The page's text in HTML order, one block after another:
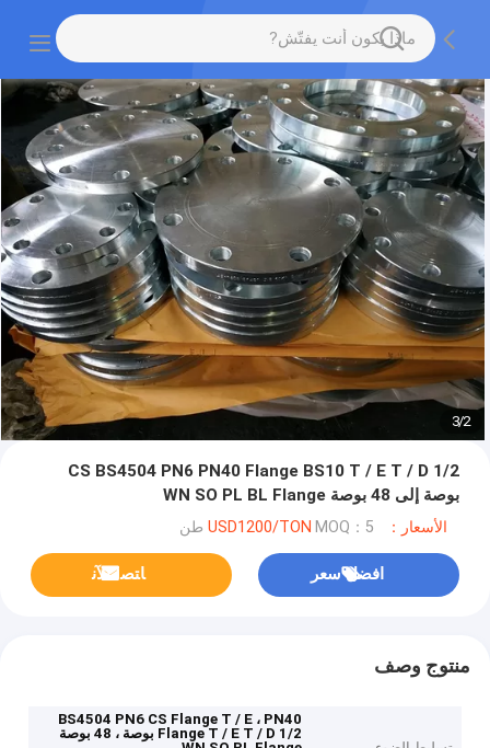
2
/
3
CS BS4504 PN6 PN40 Flange BS10 T / E T / D 1/2
بوصة إلى 48 بوصة WN SO PL BL Flange
الأسعار：USD1200/TON MOQ：5 طن
افضل سعر ﺎﺘﺼﻟ ﺍﻶﻧ
منتوج وصف
BS4504 PN6 CS Flange T / E ، PN40
Flange T / E T / D 1/2 بوصة ، 48 بوصة